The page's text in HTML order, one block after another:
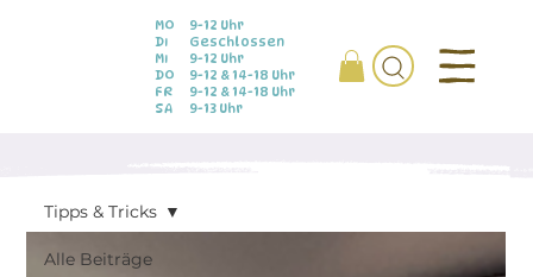
MO
DI
MI
DO
FR
SA
9-12 Uhr
Geschlossen
9-12 Uhr
9-12 & 14-18 Uhr
9-12 & 14-18 Uhr
9-13 Uhr
Alle Beiträge
Tipps & Tricks